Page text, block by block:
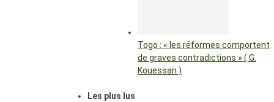
Togo : « les réformes comportent
de graves contradictions » ( G.
Kouessan )
Les plus lus